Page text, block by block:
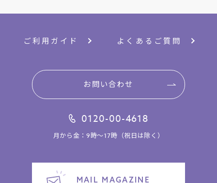
ご利用ガイド よくあるご質問
お問い合わせ
0120-00-4618
月から金：9時～17時（祝日は除く）
MAIL MAGAZINE